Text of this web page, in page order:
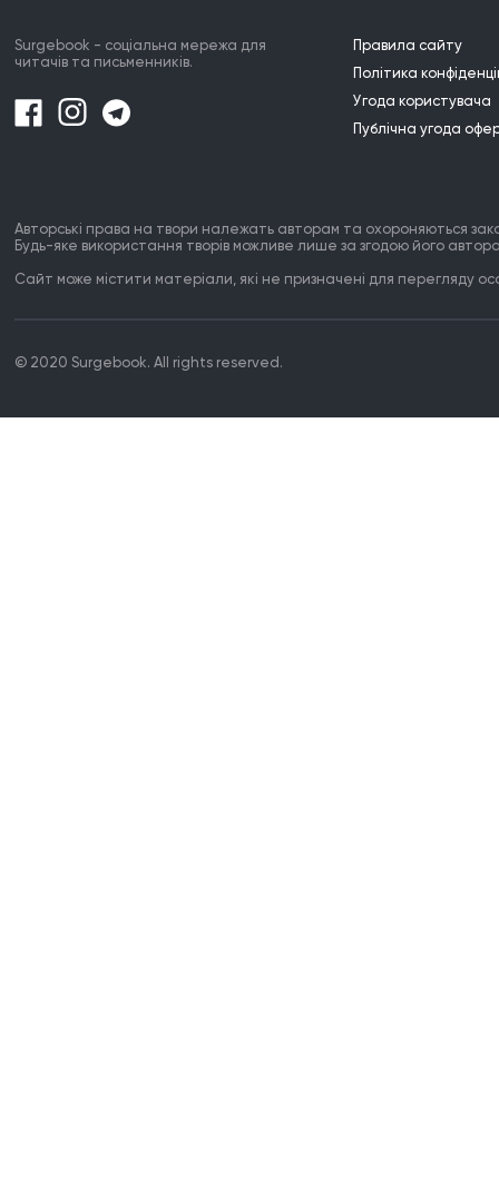
Surgebook - соціальна мережа для
читачів та письменників.
Правила сайту
Політика
Угода користувача
Публічна угода
Авторські права на твори належать авторам та охороняються
Будь-яке використання творів можливе лише за згодою його
Сайт може містити матеріали, які не призначені для перегляду
© 2020 Surgebook. All rights reserved.